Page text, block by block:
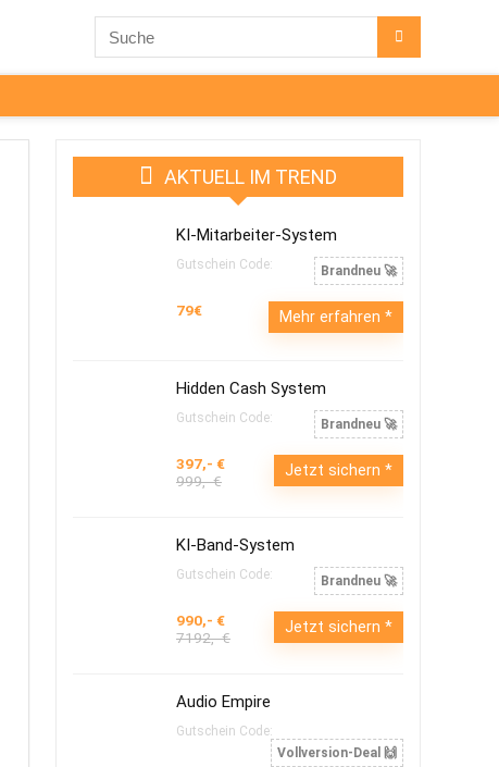
AKTUELL IM TREND
KI-Mitarbeiter-System
Gutschein Code: Brandneu 🚀
79€ Mehr erfahren
Hidden Cash System
Gutschein Code: Brandneu 🚀
397,- €
999,- €
Jetzt sichern
KI-Band-System
Gutschein Code: Brandneu 🚀
990,- €
7192,- €
Jetzt sichern
Audio Empire
Gutschein Code:
Vollversion-Deal 🙌